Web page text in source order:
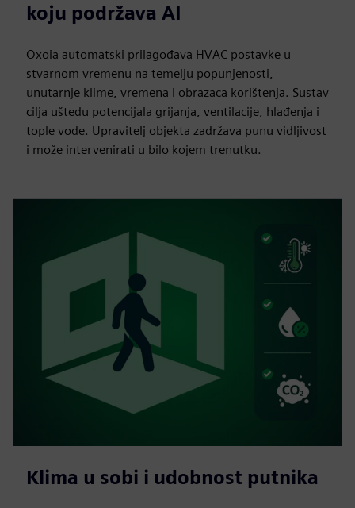
koju podržava AI
Oxoia automatski prilagođava HVAC postavke u
stvarnom vremenu na temelju popunjenosti,
unutarnje klime, vremena i obrazaca korištenja. Sustav
cilja uštedu potencijala grijanja, ventilacije, hlađenja i
tople vode. Upravitelj objekta zadržava punu vidljivost
i može intervenirati u bilo kojem trenutku.
Klima u sobi i udobnost putnika